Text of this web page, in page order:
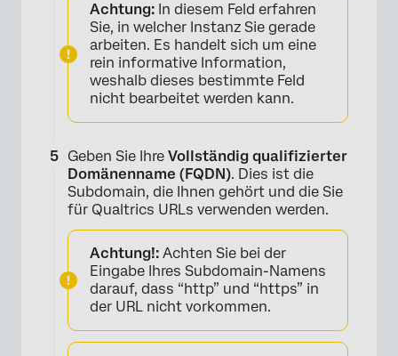
×
Achtung: In diesem Feld erfahren
Sie, in welcher Instanz Sie gerade
arbeiten. Es handelt sich um eine
rein informative Information,
weshalb dieses bestimmte Feld
nicht bearbeitet werden kann.
Geben Sie Ihre Vollständig qualifizierter
Domänenname (FQDN). Dies ist die
Subdomain, die Ihnen gehört und die Sie
für Qualtrics URLs verwenden werden.
Achtung!: Achten Sie bei der
Eingabe Ihres Subdomain-Namens
darauf, dass “http” und “https” in
der URL nicht vorkommen.